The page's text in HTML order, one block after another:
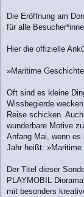
Die Eröffnung am
für alle
Hier die offizielle
»Maritime
Oft sind es kleine
Wissbegierde
Reise schicken.
wunderbare Motive
Anfang Mai, wenn
Jahr heißt:
Der Titel dieser
PLAYMOBIL
mit besonders